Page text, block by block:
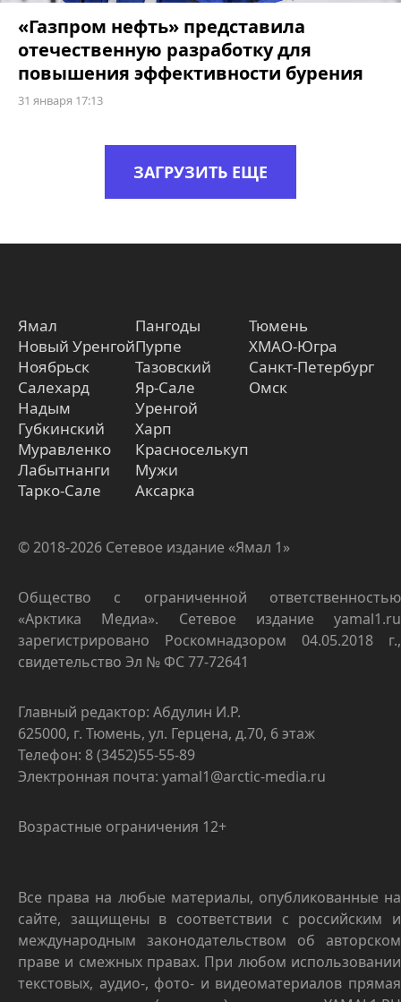
«Газпром нефть» представила
отечественную разработку для
повышения эффективности бурения
31 января 17:13
ЗАГРУЗИТЬ ЕЩЕ
Ямал
Новый Уренгой
Ноябрьск
Салехард
Надым
Губкинский
Муравленко
Лабытнанги
Тарко-Сале
Пангоды
Пурпе
Тазовский
Яр-Сале
Уренгой
Харп
Красноселькуп
Мужи
Аксарка
Тюмень
ХМАО-Югра
Санкт-Петербург
Омск
© 2018-2026 Сетевое издание «Ямал 1»
Общество с ограниченной ответственностью
«Арктика Медиа». Сетевое издание yamal1.ru
зарегистрировано Роскомнадзором 04.05.2018 г.,
свидетельство Эл № ФС 77-72641
Главный редактор: Абдулин И.Р.
625000, г. Тюмень, ул. Герцена, д.70, 6 этаж
Телефон: 8 (3452)55-55-89
Электронная почта: yamal1@arctic-media.ru
Возрастные ограничения 12+
Все права на любые материалы, опубликованные на
сайте, защищены в соответствии с российским и
международным законодательством об авторском
праве и смежных правах. При любом использовании
текстовых, аудио-, фото- и видеоматериалов прямая